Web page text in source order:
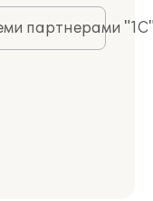
партнерами